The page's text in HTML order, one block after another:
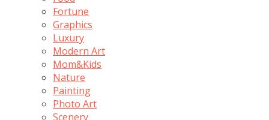
Fortune
Graphics
Luxury
Modern Art
Mom&Kids
Nature
Painting
Photo Art
Scenery